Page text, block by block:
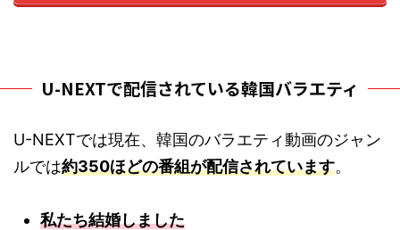
U-NEXTで配信されている韓国バラエティ
U-NEXTでは現在、韓国のバラエティ動画のジャン
ルでは約350ほどの番組が配信されています。
私たち結婚しました